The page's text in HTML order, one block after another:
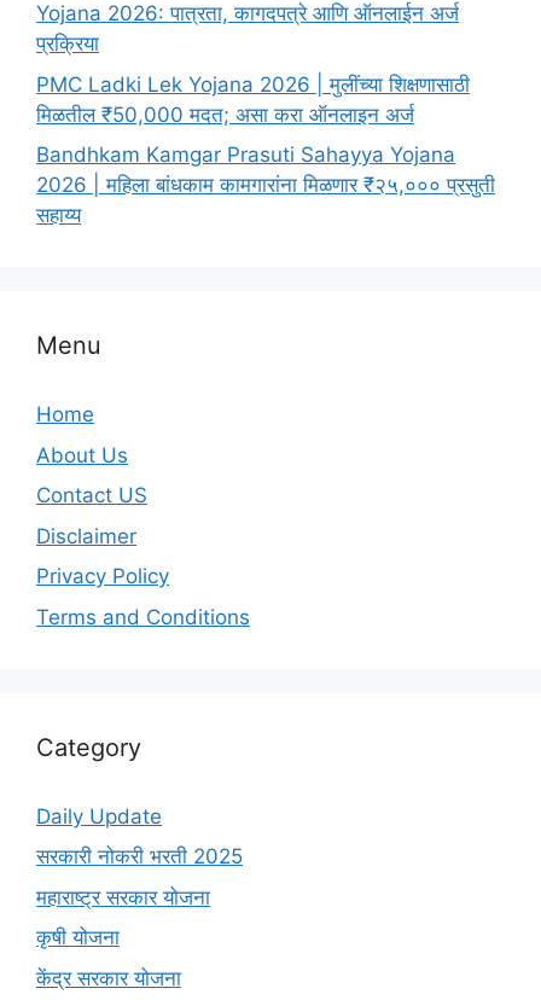
Yojana 2026: पात्रता, कागदपत्रे आणि ऑनलाईन अर्ज
प्रक्रिया
PMC Ladki Lek Yojana 2026 | मुलींच्या शिक्षणासाठी
मिळतील ₹50,000 मदत; असा करा ऑनलाइन अर्ज
Bandhkam Kamgar Prasuti Sahayya Yojana
2026 | महिला बांधकाम कामगारांना मिळणार ₹२५,००० प्रसुती
सहाय्य
Menu
Home
About Us
Contact US
Disclaimer
Privacy Policy
Terms and Conditions
Category
Daily Update
सरकारी नोकरी भरती 2025
महाराष्ट्र सरकार योजना
कृषी योजना
केंद्र सरकार योजना